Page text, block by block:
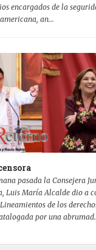
encargados de la
an...
pasada la Consejera
Luis María Alcalde dio a
de los
por una